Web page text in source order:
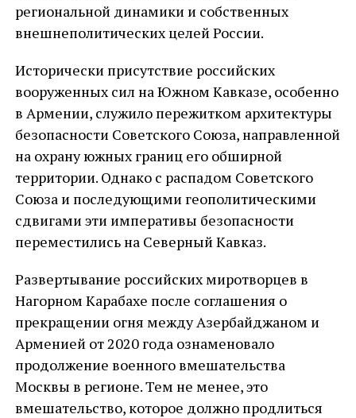
региональной динамики и собственных
внешнеполитических целей России.
Исторически присутствие российских
вооруженных сил на Южном Кавказе, особенно
в Армении, служило пережитком архитектуры
безопасности Советского Союза, направленной
на охрану южных границ его обширной
территории. Однако с распадом Советского
Союза и последующими геополитическими
сдвигами эти императивы безопасности
переместились на Северный Кавказ.
Развертывание российских миротворцев в
Нагорном Карабахе после соглашения о
прекращении огня между Азербайджаном и
Арменией от 2020 года ознаменовало
продолжение военного вмешательства
Москвы в регионе. Тем не менее, это
вмешательство, которое должно продлиться